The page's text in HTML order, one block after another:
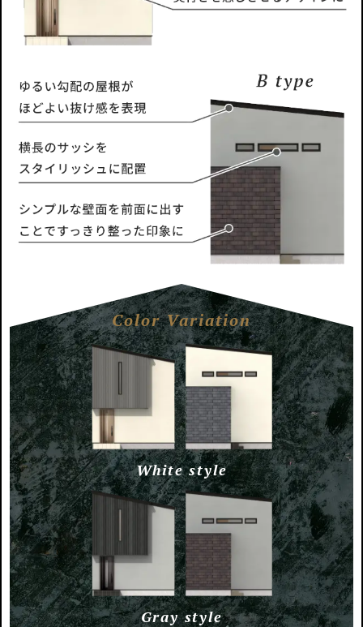
Color Variation
White style
Gray style